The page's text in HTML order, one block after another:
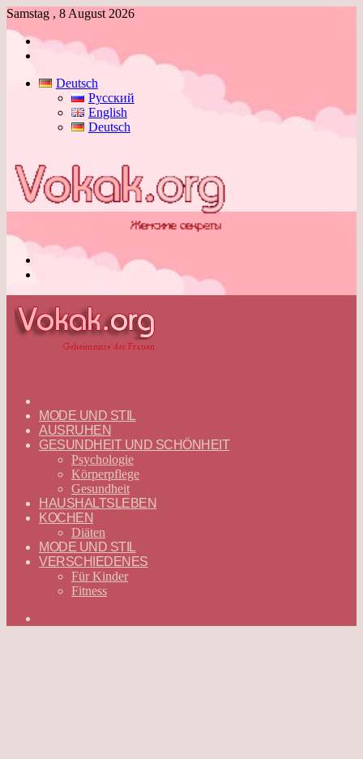
Samstag , 8 August 2026
Anmelden
Deutsch
Русский
English
Deutsch
—
DEUTSCH
MODE UND STIL
AUSRUHEN
GESUNDHEIT UND SCHÖNHEIT
Psychologie
Körperpflege
Gesundheit
HAUSHALTSLEBEN
KOCHEN
Diäten
MODE UND STIL
VERSCHIEDENES
Für Kinder
Fitness